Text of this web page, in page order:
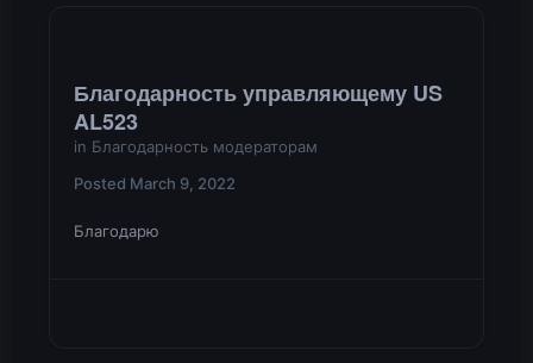
Благодарность управляющему US
AL523
in Благодарность модераторам
Posted March 9, 2022
Благодарю